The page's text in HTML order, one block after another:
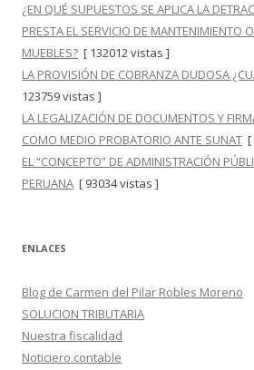
¿EN QUÉ SUPUESTOS SE APLICA LA
PRESTA EL SERVICIO DE MANTENIMIENTO
MUEBLES? [ 132012 vistas ]
LA PROVISIÓN DE COBRANZA DUDOSA
123759 vistas ]
LA LEGALIZACIÓN DE DOCUMENTOS Y
COMO MEDIO PROBATORIO ANTE SUNAT [
EL “CONCEPTO” DE ADMINISTRACIÓN
PERUANA [ 93034 vistas ]
ENLACES
Blog de Carmen del Pilar Robles Moreno
SOLUCION TRIBUTARIA
Nuestra fiscalidad
Noticiero contable